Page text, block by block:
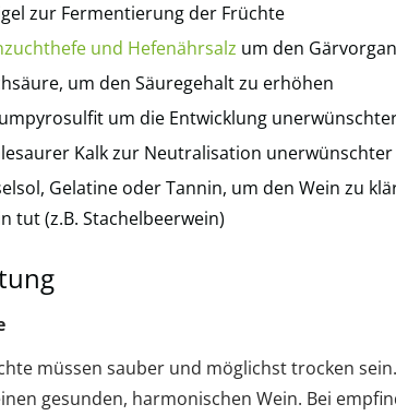
zur Fermentierung der Früchte
und Hefenährsalz um den
um den Säuregehalt zu erhöhen
um die Entwicklung
Kalk zur Neutralisation unerwünschter
Gelatine oder Tannin, um den Wein zu
tut (z.B. Stachelbeerwein)
müssen sauber und möglichst trocken
gesunden, harmonischen Wein. Bei